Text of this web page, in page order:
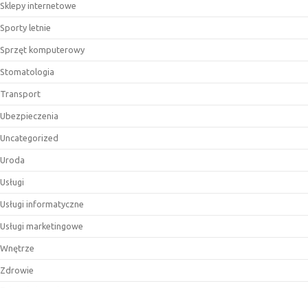
Sklepy internetowe
Sporty letnie
Sprzęt komputerowy
Stomatologia
Transport
Ubezpieczenia
Uncategorized
Uroda
Usługi
Usługi informatyczne
Usługi marketingowe
Wnętrze
Zdrowie